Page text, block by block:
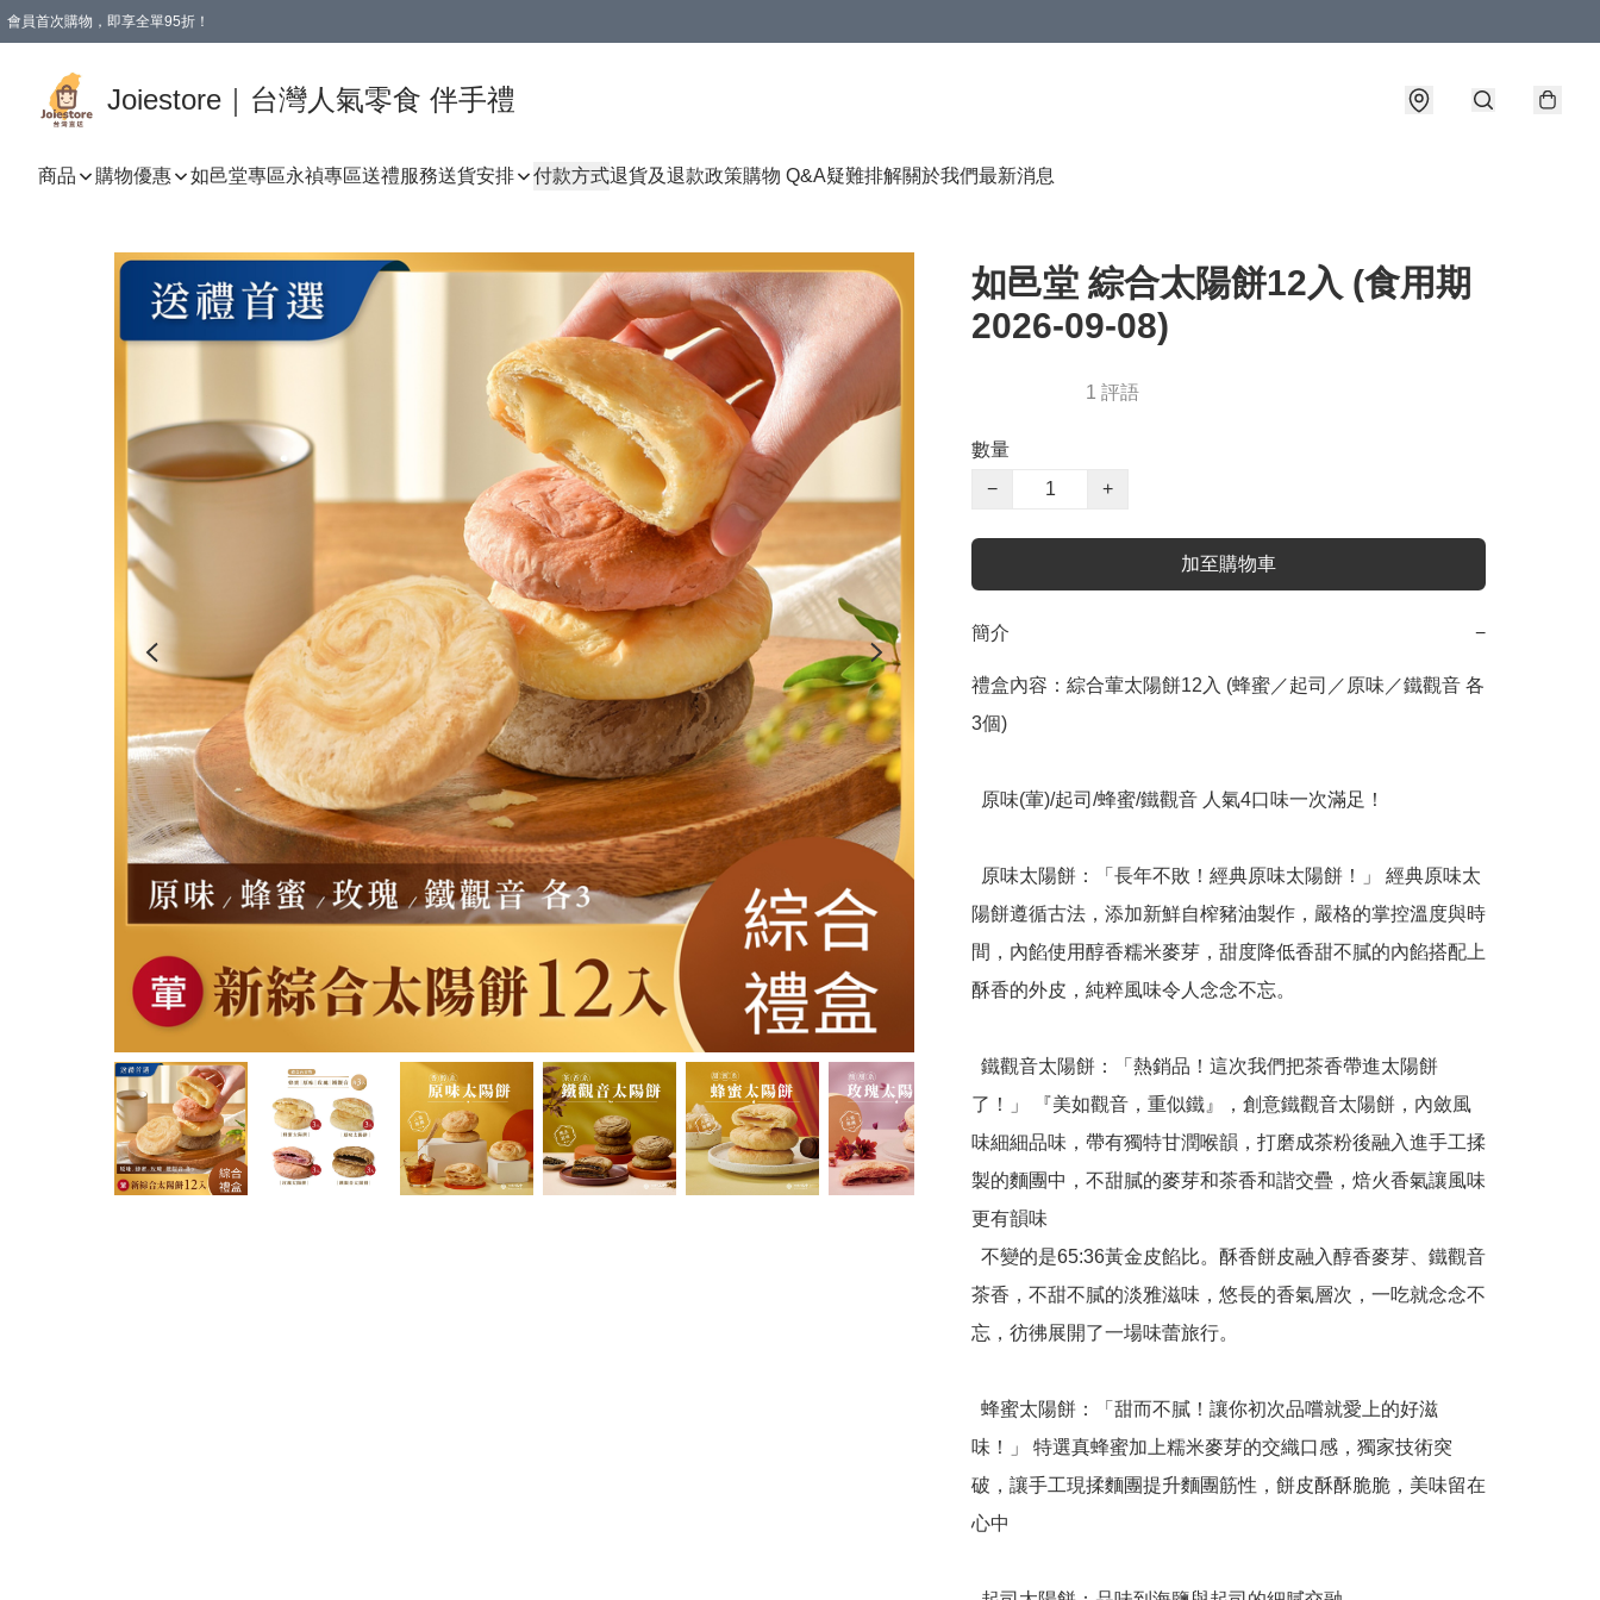
會員首次購物，即享全單95折！
Joiestore｜台灣人氣零食 伴手禮
商品 購物優惠 如邑堂專區永禎專區送禮服務送貨安排 付款方式退貨及退款政策購物 Q&A疑難排解關於我們最新消息
如邑堂 綜合太陽餅12入 (食用期
2026-09-08)
1 評語
數量
−
+
加至購物車
簡介 −
禮盒內容：綜合葷太陽餅12入 (蜂蜜／起司／原味／鐵觀音 各
3個)
陽餅遵循古法，添加新鮮自榨豬油製作，嚴格的掌控溫度與時
間，內餡使用醇香糯米麥芽，甜度降低香甜不膩的內餡搭配上
酥香的外皮，純粹風味令人念念不忘。
了！」 『美如觀音，重似鐵』，創意鐵觀音太陽餅，內斂風
味細細品味，帶有獨特甘潤喉韻，打磨成茶粉後融入進手工揉
製的麵團中，不甜膩的麥芽和茶香和諧交疊，焙火香氣讓風味
更有韻味
茶香，不甜不膩的淡雅滋味，悠長的香氣層次，一吃就念念不
忘，彷彿展開了一場味蕾旅行。
味！」 特選真蜂蜜加上糯米麥芽的交織口感，獨家技術突
破，讓手工現揉麵團提升麵團筋性，餅皮酥酥脆脆，美味留在
心中